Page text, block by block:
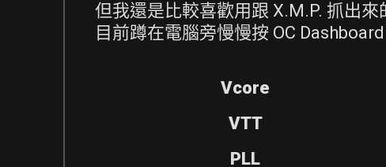
但我還是比較喜歡用跟 X.M.P. 抓出來
目前蹲在電腦旁慢慢按 OC
Vcore
VTT
PLL